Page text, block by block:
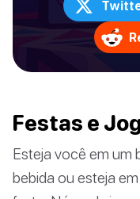
Festas e
Esteja você em um
bebida ou esteja